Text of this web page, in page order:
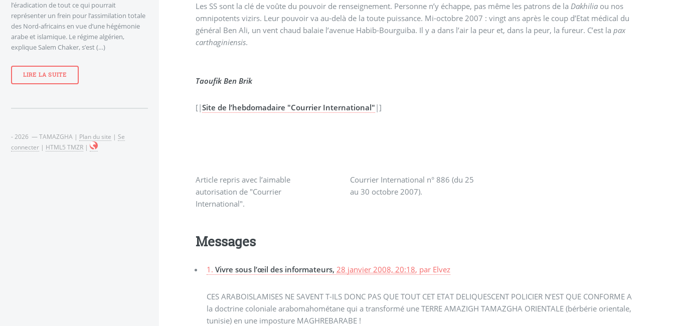
Les SS sont la clé de voûte du pouvoir de renseignement. Personne n’y échappe, pas même les patrons de la Dakhilia ou nos
omnipotents vizirs. Leur pouvoir va au-delà de la toute puissance. Mi-octobre 2007 : vingt ans après le coup d’Etat médical du
général Ben Ali, un vent chaud balaie l’avenue Habib-Bourguiba. Il y a dans l’air la peur et, dans la peur, la fureur. C’est lapax
carthaginiensis.
Taoufik Ben Brik
[|Site de l’hebdomadaire "Courrier International" |]
Article repris avec l’aimable
autorisation de "Courrier
International".
Courrier International n° 886 (du 25
au 30 octobre 2007).
Messages
1. Vivre sous l’œil des informateurs,28 janvier 2008, 20:18, par Elvez
CES ARABOISLAMISES NE SAVENT T-ILS DONC PAS QUE TOUT CET ETAT DELIQUESCENT POLICIER N’EST QUE CONFORME A
la doctrine coloniale arabomahométane qui a transformé une TERRE AMAZIGH TAMAZGHA ORIENTALE (bérbérie orientale,
tunisie) en une imposture MAGHREBARABE !
l’éradication de tout ce qui pourrait
représenter un frein pour l’assimilation totale
des Nord-africains en vue d’une hégémonie
arabe et islamique. Le régime algérien,
explique Salem Chaker, s’est (…)
LIRE LA SUITE
- 2026 — TAMAZGHA | Plan du site | Se
connecter | HTML5 TMZR |